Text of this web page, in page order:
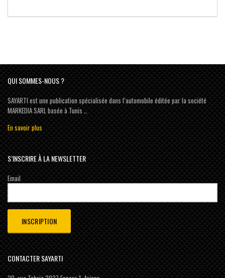
QUI SOMMES-NOUS ?
SAYARTI est une publication spécialisée dans l’automobile éditée par la société
MARKEDIA SARL basée à Tunis …
En savoir plus
S’INSCRIRE À LA NEWSLETTER
Email
CONTACTER SAYARTI